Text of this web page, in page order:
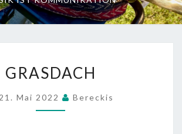
GRASDACH
21. Mai 2022 Bereckis